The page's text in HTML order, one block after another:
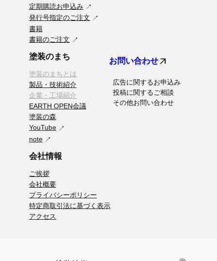
定期購読お申込み
発行号指定のご注文
書籍
書籍のご注文
塗装のまち
塗装のまちとは
製品・技術紹介
企業・工場紹介
EARTH OPEN会議
塗装の森
YouTube
note
お問い合わせarrow_outward
広告に関するお申込み
投稿に関するご相談
その他お問い合わせ
会社情報
ご挨拶
会社概要
プライバシーポリシー
特定商取引法に基づく表示
アクセス